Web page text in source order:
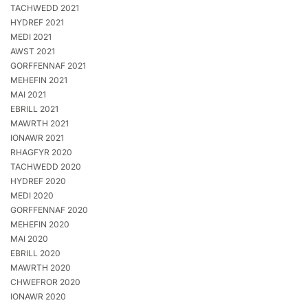
TACHWEDD 2021
HYDREF 2021
MEDI 2021
AWST 2021
GORFFENNAF 2021
MEHEFIN 2021
MAI 2021
EBRILL 2021
MAWRTH 2021
IONAWR 2021
RHAGFYR 2020
TACHWEDD 2020
HYDREF 2020
MEDI 2020
GORFFENNAF 2020
MEHEFIN 2020
MAI 2020
EBRILL 2020
MAWRTH 2020
CHWEFROR 2020
IONAWR 2020